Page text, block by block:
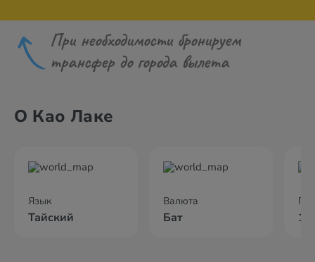
При необходимости бронируем
трансфер до города вылета
О Као Лаке
Язык
Тайский
Валюта
Бат